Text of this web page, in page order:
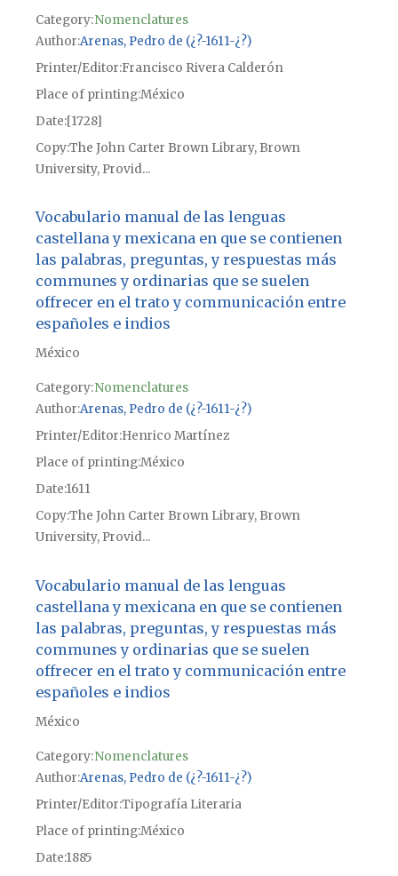
Category:Nomenclatures
Author Arenas, Pedro de (¿?-1611-¿?)
Printer/Editor Francisco Rivera Calderón
Place of printingMéxico
Date [1728]
CopyThe John Carter Brown Library, Brown
University, Provid...
Vocabulario manual de las lenguas
castellana y mexicana en que se contienen
las palabras, preguntas, y respuestas más
communes y ordinarias que se suelen
offrecer en el trato y communicación entre
españoles e indios
México
Category:Nomenclatures
Author Arenas, Pedro de (¿?-1611-¿?)
Printer/Editor Henrico Martínez
Place of printingMéxico
Date1611
CopyThe John Carter Brown Library, Brown
University, Provid...
Vocabulario manual de las lenguas
castellana y mexicana en que se contienen
las palabras, preguntas, y respuestas más
communes y ordinarias que se suelen
offrecer en el trato y communicación entre
españoles e indios
México
Category:Nomenclatures
Author Arenas, Pedro de (¿?-1611-¿?)
Printer/Editor Tipografía Literaria
Place of printingMéxico
Date1885